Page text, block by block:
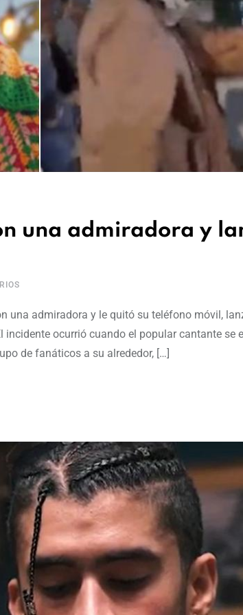
una admiradora y
una admiradora y le quitó su teléfono móvil,
ocurrió cuando el popular cantante se
de fanáticos a su alrededor, […]